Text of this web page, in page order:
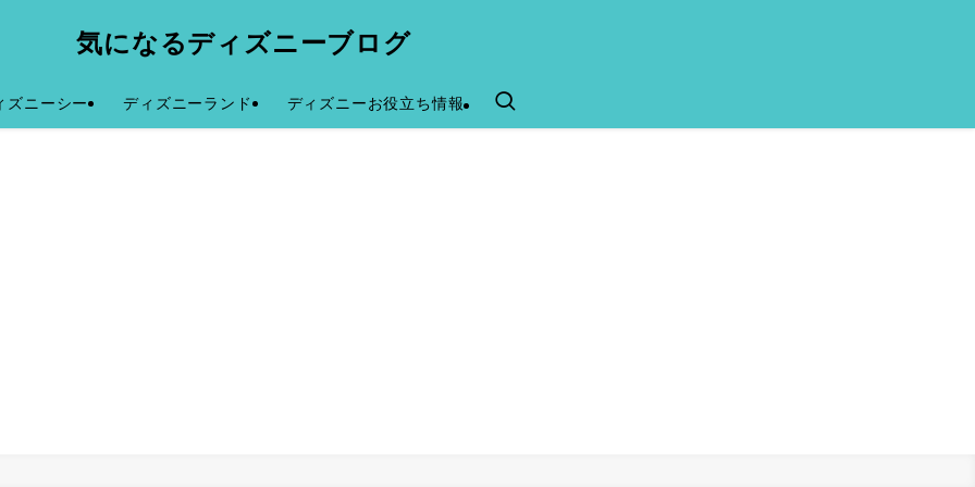
気になるディズニーブログ
ズニーシー ディズニーランド ディズニーお役立ち情報